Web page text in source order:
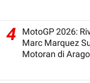
4
MotoGP 2026:
Marc Marquez
Motoran di